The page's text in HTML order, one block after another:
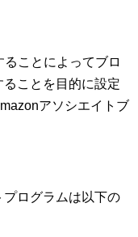
ことによってブロ
ことを目的に設定
アソシエイトブ
ログラムは以下の